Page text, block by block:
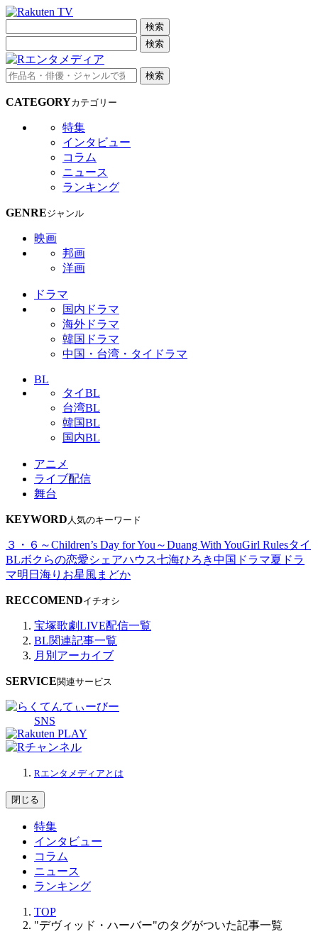
検索
検索
検索
CATEGORYカテゴリー
特集
インタビュー
コラム
ニュース
ランキング
GENREジャンル
映画
邦画
洋画
ドラマ
国内ドラマ
海外ドラマ
韓国ドラマ
中国・台湾・タイドラマ
BL
タイBL
台湾BL
韓国BL
国内BL
アニメ
ライブ配信
舞台
KEYWORD 人気のキーワード
３・６～Children’s Day for You～Duang With YouGirl Rulesタイ
BLボクらの恋愛シェアハウス七海ひろき中国ドラマ夏ドラ
マ明日海りお星風まどか
RECCOMENDイチオシ
宝塚歌劇LIVE配信一覧
BL関連記事一覧
月別アーカイブ
SERVICE関連サービス
SNS
Rエンタメディアとは
閉じる
特集
インタビュー
コラム
ニュース
ランキング
TOP
"デヴィッド・ハーバー"のタグがついた記事一覧